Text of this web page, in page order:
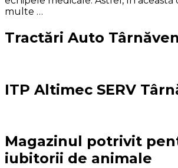
multe …
Tractări Auto
ITP Altimec SERV
Magazinul potrivit
iubitorii de animale